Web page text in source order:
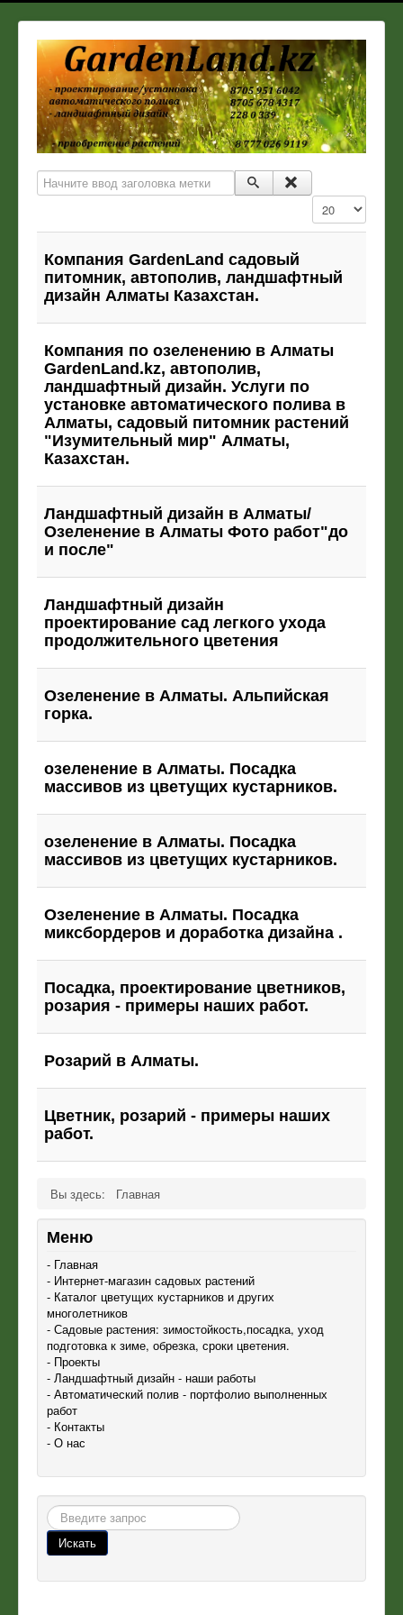
Начните ввод заголовка метки
Кол-во строк:
Компания GardenLand садовый
питомник, автополив, ландшафтный
дизайн Алматы Казахстан.
Компания по озеленению в Алматы
GardenLand.kz, автополив,
ландшафтный дизайн. Услуги по
установке автоматического полива в
Алматы, садовый питомник растений
"Изумительный мир" Алматы,
Казахстан.
Ландшафтный дизайн в Алматы/
Озеленение в Алматы Фото работ"до
и после"
Ландшафтный дизайн
проектирование сад легкого ухода
продолжительного цветения
Озеленение в Алматы. Альпийская
горка.
озеленение в Алматы. Посадка
массивов из цветущих кустарников.
озеленение в Алматы. Посадка
массивов из цветущих кустарников.
Озеленение в Алматы. Посадка
миксбордеров и доработка дизайна .
Посадка, проектирование цветников,
розария - примеры наших работ.
Розарий в Алматы.
Цветник, розарий - примеры наших
работ.
Вы здесь: Главная
Меню
- Главная
- Интернет-магазин садовых растений
- Каталог цветущих кустарников и других
многолетников
- Садовые растения: зимостойкость,посадка, уход
подготовка к зиме, обрезка, сроки цветения.
- Проекты
- Ландшафтный дизайн - наши работы
- Автоматический полив - портфолио выполненных
работ
- Контакты
- О нас
Поиск
Искать